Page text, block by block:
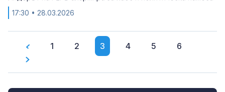
17:30 • 28.03.2026
1 2 3 4 5 6